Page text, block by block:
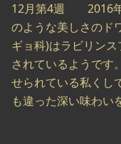
12月第4週 2016年
のような美しさのド
ギョ科)はラビリン
されているようです
せられている私くし
も違った深い味わい